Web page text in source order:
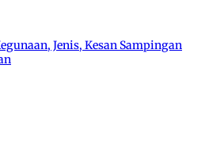
Jenis, Kesan Sampingan